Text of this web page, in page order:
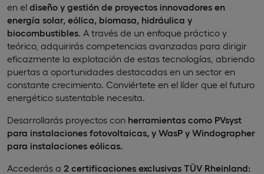
en el diseño y gestión de proyectos innovadores en
energía solar, eólica, biomasa, hidráulica y
biocombustibles. A través de un enfoque práctico y
teórico, adquirirás competencias avanzadas para dirigir
eficazmente la explotación de estas tecnologías, abriendo
puertas a oportunidades destacadas en un sector en
constante crecimiento. Conviértete en el líder que el futuro
energético sustentable necesita.
Desarrollarás proyectos con herramientas como PVsyst
para instalaciones fotovoltaicas, y WasP y Windographer
para instalaciones eólicas.
Accederás a 2 certificaciones exclusivas TÜV Rheinland: